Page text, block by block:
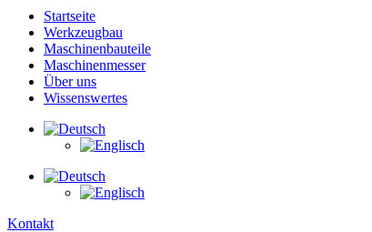
Startseite
Werkzeugbau
Maschinenbauteile
Maschinenmesser
Über uns
Wissenswertes
Kontakt